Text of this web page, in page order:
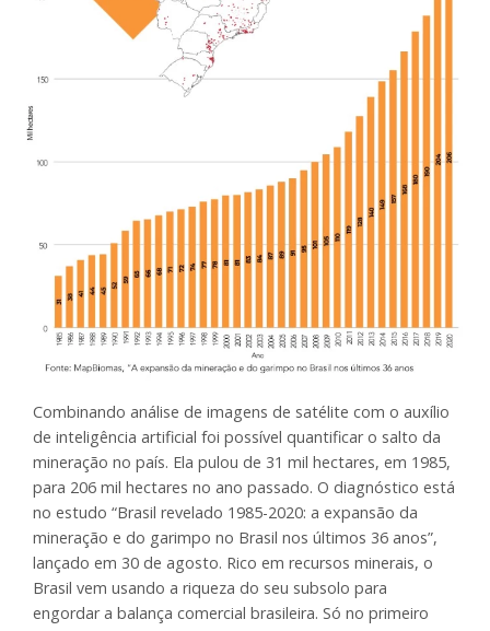
Combinando análise de imagens de satélite com o auxílio
de inteligência artificial foi possível quantificar o salto da
mineração no país. Ela pulou de 31 mil hectares, em 1985,
para 206 mil hectares no ano passado. O diagnóstico está
no estudo “Brasil revelado 1985-2020: a expansão da
mineração e do garimpo no Brasil nos últimos 36 anos”,
lançado em 30 de agosto. Rico em recursos minerais, o
Brasil vem usando a riqueza do seu subsolo para
engordar a balança comercial brasileira. Só no primeiro